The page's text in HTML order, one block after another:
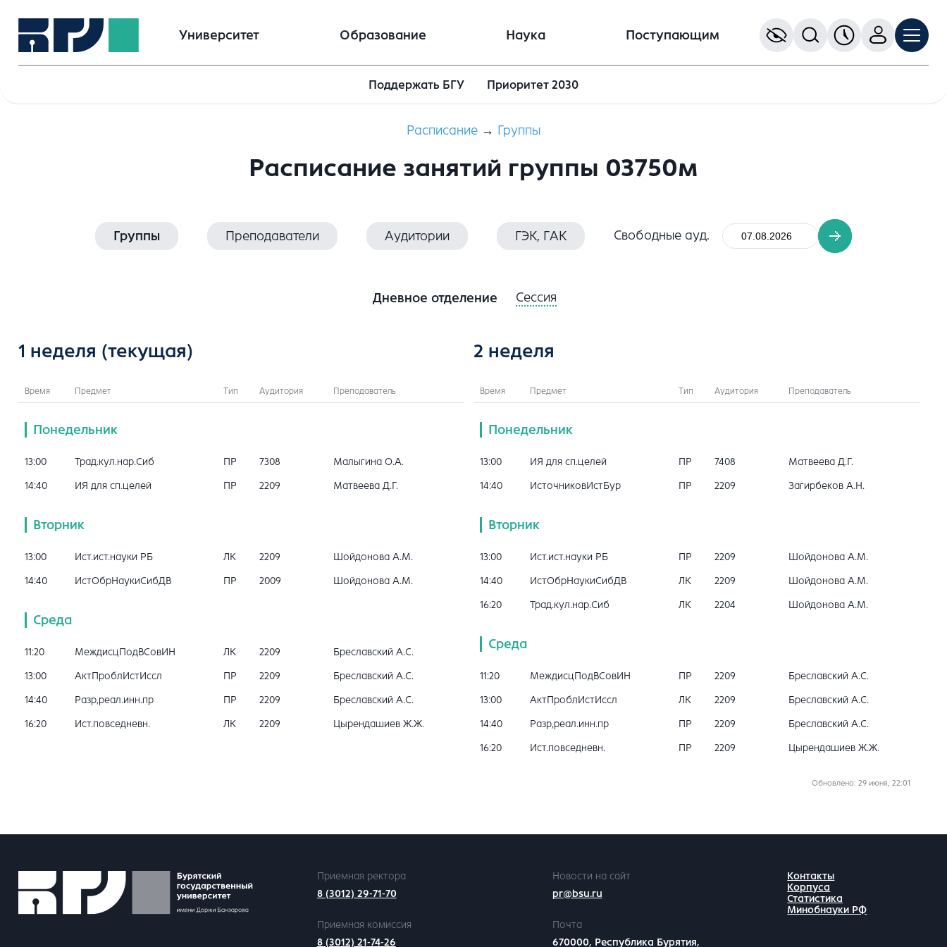
Университет Образование Наука Поступающим
Поддержать БГУ Приоритет 2030
Расписание → Группы
Расписание занятий группы 03750м
Группы Преподаватели Аудитории ГЭК, ГАК Свободные ауд.
Дневное отделение Сессия
1 неделя (текущая)
Время Предмет Тип Аудитория Преподаватель
Понедельник
13:00 Трад.кул.нар.Сиб ПР 7308 Малыгина О.А.
14:40 ИЯ для сп.целей ПР 2209 Матвеева Д.Г.
Вторник
13:00 Ист.ист.науки РБ ЛК 2209 Шойдонова А.М.
14:40 ИстОбрНаукиСибДВ ПР 2009 Шойдонова А.М.
Среда
11:20 МеждисцПодВСовИН ЛК 2209 Бреславский А.С.
13:00 АктПроблИстИссл ПР 2209 Бреславский А.С.
14:40 Разр,реал.инн.пр ПР 2209 Бреславский А.С.
16:20 Ист.повседневн. ЛК 2209 Цырендашиев Ж.Ж.
2 неделя
Время Предмет Тип Аудитория Преподаватель
Понедельник
13:00 ИЯ для сп.целей ПР 7408 Матвеева Д.Г.
14:40 ИсточниковИстБур ПР 2209 Загирбеков А.Н.
Вторник
13:00 Ист.ист.науки РБ ПР 2209 Шойдонова А.М.
14:40 ИстОбрНаукиСибДВ ЛК 2209 Шойдонова А.М.
16:20 Трад.кул.нар.Сиб ЛК 2204 Шойдонова А.М.
Среда
11:20 МеждисцПодВСовИН ПР 2209 Бреславский А.С.
13:00 АктПроблИстИссл ЛК 2209 Бреславский А.С.
14:40 Разр,реал.инн.пр ПР 2209 Бреславский А.С.
16:20 Ист.повседневн. ПР 2209 Цырендашиев Ж.Ж.
Обновлено: 29 июня, 22:01
Приемная ректора
8 (3012) 29-71-70
Новости на сайт
pr@bsu.ru
Приемная комиссия
8 (3012) 21-74-26
Почта
670000, Республика Бурятия,
Контакты
Корпуса
Статистика
Минобнауки РФ